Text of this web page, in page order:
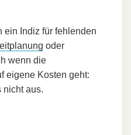
ein Indiz für fehlenden
oder
wenn die
eigene Kosten geht:
nicht aus.